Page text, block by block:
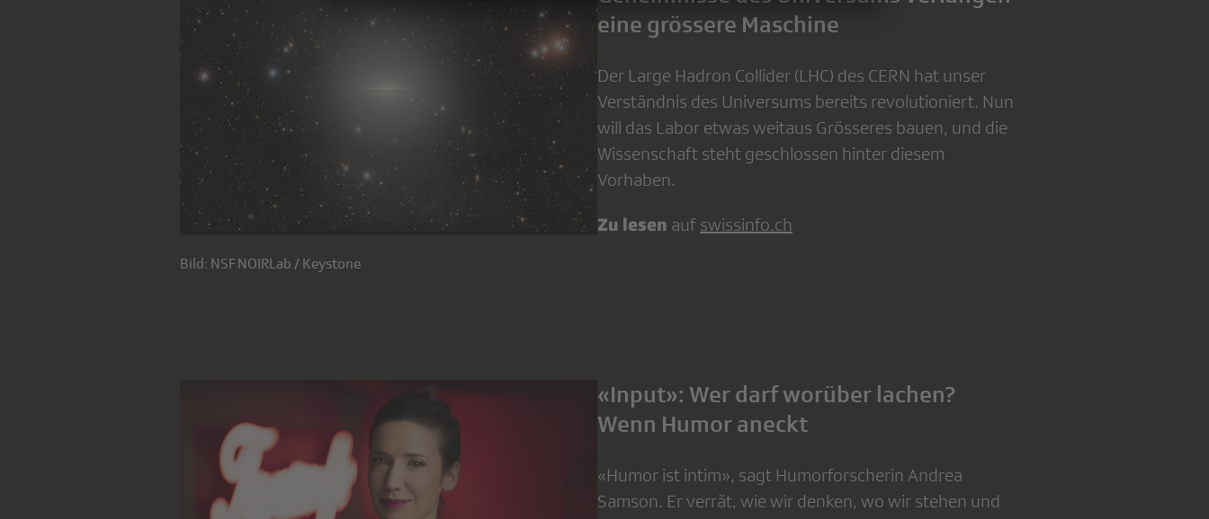
Bild: NSF NOIRLab / Keystone
eine grössere Maschine
Der Large Hadron Collider (LHC) des CERN hat unser
Verständnis des Universums bereits revolutioniert. Nun
will das Labor etwas weitaus Grösseres bauen, und die
Wissenschaft steht geschlossen hinter diesem
Vorhaben.
Zu lesen auf swissinfo.ch
«Input»: Wer darf worüber lachen?
Wenn Humor aneckt
«Humor ist intim», sagt Humorforscherin Andrea
Samson. Er verrät, wie wir denken, wo wir stehen und